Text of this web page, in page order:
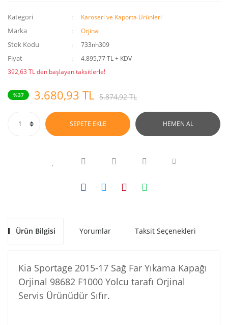
Kategori Karoseri ve Kaporta Ürünleri
Marka Orjinal
Stok Kodu 733nh309
Fiyat
4.895,77 TL + KDV
392,63 TL den başlayan taksitlerle!
%37 3.680,93 TL 5.874,92 TL
SEPETE EKLE HEMEN AL
Ürün Bilgisi Yorumlar Taksit Seçenekleri
Kia Sportage 2015-17 Sağ Far Yıkama Kapağı
Orjinal 98682 F1000 Yolcu tarafı Orjinal
Servis Ürünüdür Sıfır.